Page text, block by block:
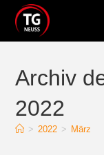
Inhalt
springen
Archiv
2022
> 2022 > März